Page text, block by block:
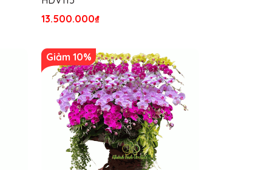
13.500.000₫
Giảm 10%